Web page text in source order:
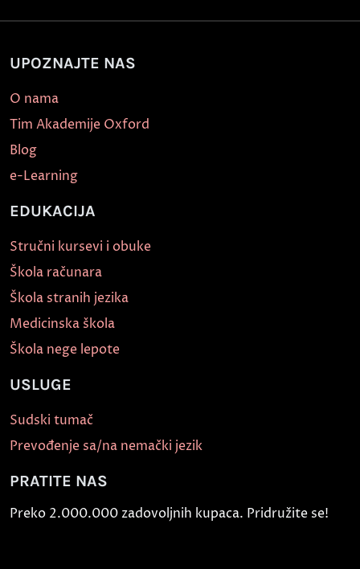
UPOZNAJTE NAS
O nama
Tim Akademije Oxford
Blog
e-Learning
EDUKACIJA
Stručni kursevi i obuke
Škola računara
Škola stranih jezika
Medicinska škola
Škola nege lepote
USLUGE
Sudski tumač
Prevođenje sa/na nemački jezik
PRATITE NAS
Preko 2.000.000 zadovoljnih kupaca. Pridružite se!